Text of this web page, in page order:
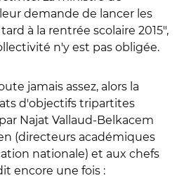
demande de lancer les
à la rentrée scolaire 2015",
n'y est pas obligée.
jamais assez, alors la
d'objectifs tripartites
Najat Vallaud-Belkacem
(directeurs académiques
nationale) et aux chefs
encore une fois :